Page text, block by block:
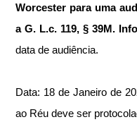
Worcester para uma
a G. L.c. 119, § 39M.
data de audiência.
Data: 18 de Janeiro de
ao Réu deve ser